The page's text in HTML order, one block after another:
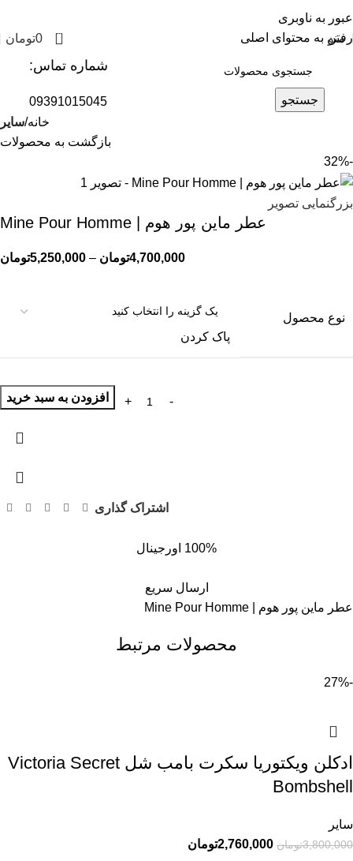
عبور به ناوبری
رفتن به محتوای اصلی
منو 0
0تومان
جستجو
شماره تماس:
09391015045
خانه سایر
بازگشت به محصولات
-32%
بزرگنمایی تصویر
عطر ماین پور هوم | Mine Pour Homme
4,700,000تومان –
5,250,000تومان
نوع محصول
پاک کردن
افزودن به سبد خرید
اشتراک گذاری
100% اورجینال
ارسال سریع
عطر ماین پور هوم | Mine Pour Homme
محصولات مرتبط
-27%
ادکلن ویکتوریا سکرت بامب شل Victoria Secret
Bombshell
سایر
3,800,000تومان 2,760,000تومان